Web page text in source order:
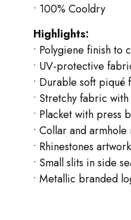
• 100% Cooldry
Highlights:
• Polygiene finish to
• UV-protective
• Durable soft
• Stretchy fabric
• Placket with press
• Collar and
• Rhinestones
• Small slits in side
• Metallic branded